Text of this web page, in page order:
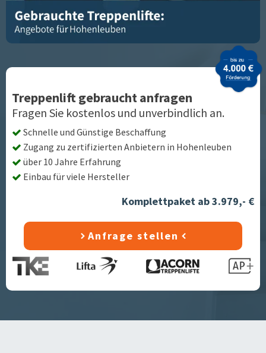
Treppenlift gebraucht anfragen
Fragen Sie kostenlos und unverbindlich an.
Schnelle und Günstige Beschaffung
Zugang zu zertifizierten Anbietern in Hohenleuben
über 10 Jahre Erfahrung
Einbau für viele Hersteller
Komplettpaket ab 3.979,- €
Anfrage stellen